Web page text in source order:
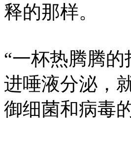
释的那样。
“一杯热腾腾
进唾液分泌，
御细菌和病毒